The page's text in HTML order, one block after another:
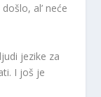
al’ neće
jezike za
I još je